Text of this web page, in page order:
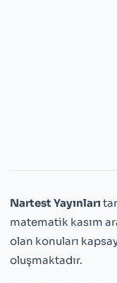
Nartest Yayınları
matematik kasım
olan konuları
oluşmaktadır.